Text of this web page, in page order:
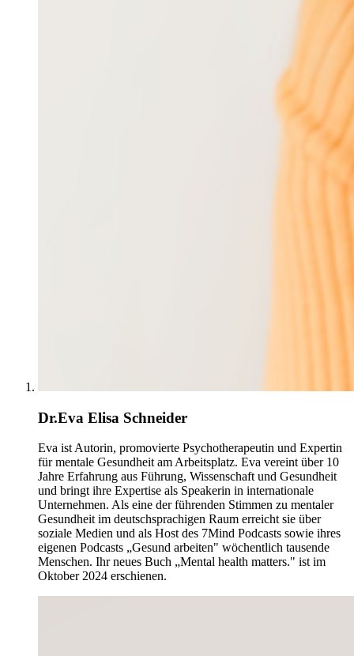
Dr.Eva Elisa Schneider
Eva ist Autorin, promovierte Psychotherapeutin und Expertin
für mentale Gesundheit am Arbeitsplatz. Eva vereint über 10
Jahre Erfahrung aus Führung, Wissenschaft und Gesundheit
und bringt ihre Expertise als Speakerin in internationale
Unternehmen. Als eine der führenden Stimmen zu mentaler
Gesundheit im deutschsprachigen Raum erreicht sie über
soziale Medien und als Host des 7Mind Podcasts sowie ihres
eigenen Podcasts „Gesund arbeiten" wöchentlich tausende
Menschen. Ihr neues Buch „Mental health matters." ist im
Oktober 2024 erschienen.